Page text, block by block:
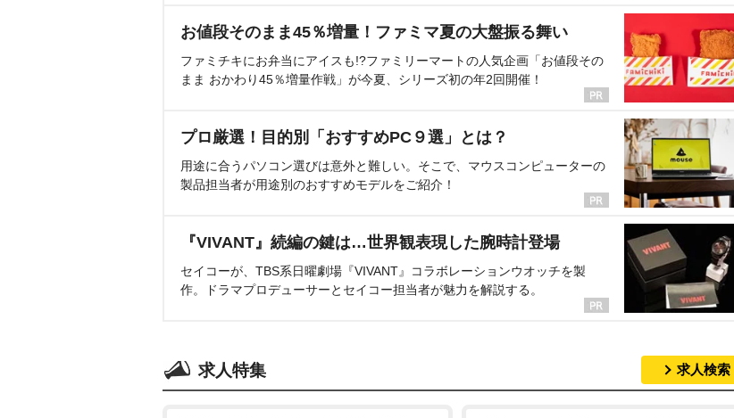
お値段そのまま45％増量！ファミマ夏の大盤振る舞い
ファミチキにお弁当にアイスも!?ファミリーマートの人気企画「お値段その
まま おかわり45％増量作戦」が今夏、シリーズ初の年2回開催！
プロ厳選！目的別「おすすめPC９選」とは？
用途に合うパソコン選びは意外と難しい。そこで、マウスコンピューターの
製品担当者が用途別のおすすめモデルをご紹介！
『VIVANT』続編の鍵は…世界観表現した腕時計登場
セイコーが、TBS系日曜劇場『VIVANT』コラボレーションウオッチを製
作。ドラマプロデューサーとセイコー担当者が魅力を解説する。
求人特集 求人検索